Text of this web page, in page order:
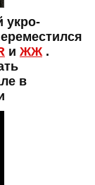
укро-
и ЖЖ.
в